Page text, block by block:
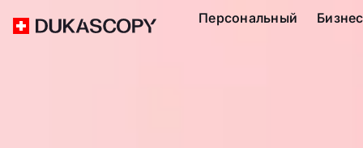
Персональный Бизнес